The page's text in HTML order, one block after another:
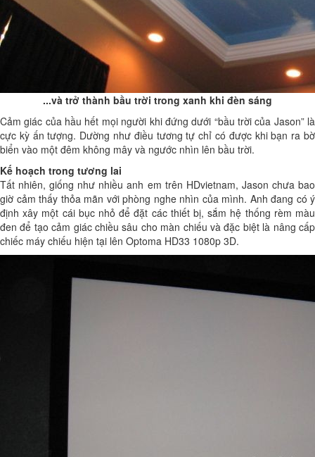
...và trở thành bầu trời trong xanh khi đèn sáng
Cảm giác của hầu hết mọi người khi đứng dưới “bầu trời của Jason” là
cực kỳ ấn tượng. Dường như điều tương tự chỉ có được khi bạn ra bờ
biển vào một đêm không mây và ngước nhìn lên bầu trời.
Kế hoạch trong tương lai
Tất nhiên, giống như nhiều anh em trên HDvietnam, Jason chưa bao
giờ cảm thấy thỏa mãn với phòng nghe nhìn của mình. Anh đang có ý
định xây một cái bục nhỏ để đặt các thiết bị, sắm hệ thống rèm màu
đen để tạo cảm giác chiều sâu cho màn chiếu và đặc biệt là nâng cấp
chiếc máy chiếu hiện tại lên Optoma HD33 1080p 3D.